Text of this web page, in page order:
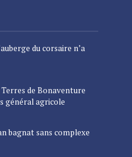
du corsaire n’a
de Bonaventure
général agricole
bagnat sans complexe